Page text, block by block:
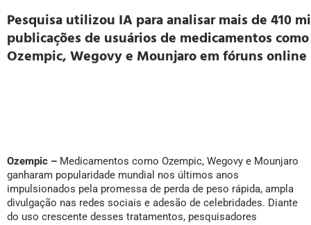
Pesquisa utilizou IA para analisar mais de 410
publicações de usuários de medicamentos como
Ozempic, Wegovy e Mounjaro em fóruns online
Ozempic – Medicamentos como Ozempic, Wegovy e Mounjaro
ganharam popularidade mundial nos últimos anos
impulsionados pela promessa de perda de peso rápida, ampla
divulgação nas redes sociais e adesão de celebridades. Diante
do uso crescente desses tratamentos, pesquisadores